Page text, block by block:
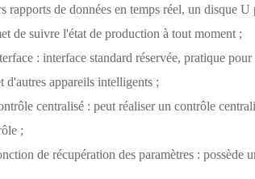
rapports de données en temps réel, un disque
de suivre l'état de production à tout moment ;
: interface standard réservée, pratique
d'autres appareils intelligents ;
centralisé : peut réaliser un contrôle
;
de récupération des paramètres : possède